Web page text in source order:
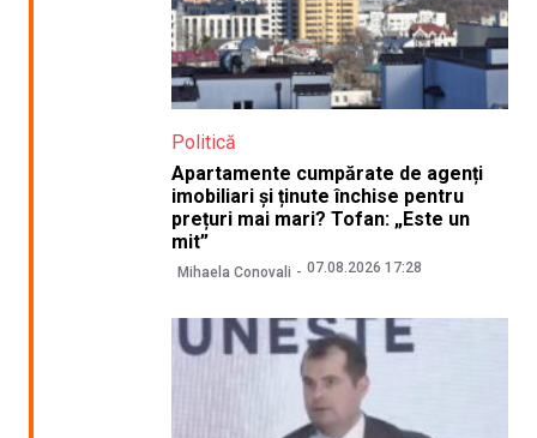
Politică
Apartamente cumpărate de agenți
imobiliari și ținute închise pentru
prețuri mai mari? Tofan: „Este un
mit”
Mihaela Conovali 07.08.2026 17:28